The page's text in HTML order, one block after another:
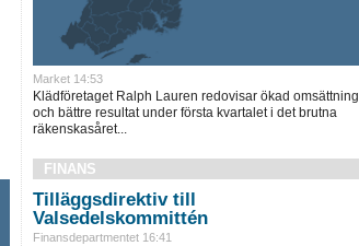
Market 14:53
Klädföretaget Ralph Lauren redovisar ökad omsättning
och bättre resultat under första kvartalet i det brutna
räkenskasåret...
FINANS
Tilläggsdirektiv till
Valsedelskommittén
Finansdepartmentet 16:41